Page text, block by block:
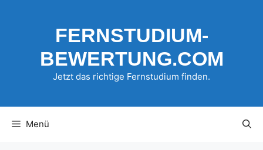
FERNSTUDIUM-
BEWERTUNG.COM
Jetzt das richtige Fernstudium finden.
Menü